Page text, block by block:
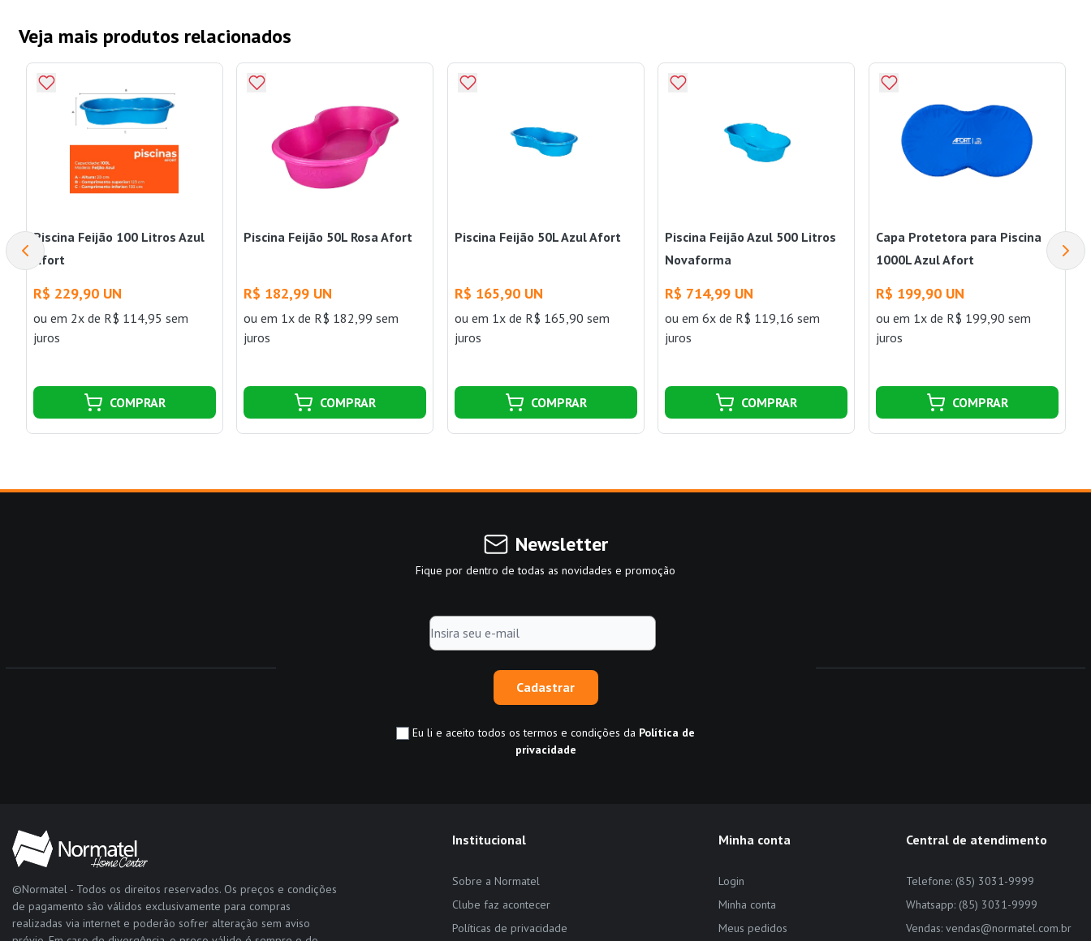
Veja mais produtos relacionados
Piscina Feijão 100 Litros Azul
Afort
R$ 229,90 UN
ou em 2x de R$ 114,95 sem
juros
COMPRAR
Piscina Feijão 50L Rosa Afort
R$ 182,99 UN
ouem 1x de R$ 182,99 sem
juros
COMPRAR
Piscina Feijão 50L Azul Afort
R$ 165,90 UN
ou em 1x de R$ 165,90 sem
juros
COMPRAR
Piscina Feijão Azul 500 Litros
Novaforma
R$ 714,99 UN
ouem 6x de R$ 119,16 sem
juros
COMPRAR
Capa Protetora para Piscina
1000L Azul Afort
R$ 199,90 UN
ou em 1x de R$ 199,90 sem
juros
COMPRAR
Newsletter
Fique por dentro de todas as novidades e promoção
Cadastrar
Eu li e aceito todos os termos e condições da Política de
privacidade
©Normatel - Todos os direitos reservados. Os preços e condições
de pagamento são válidos exclusivamente para compras
realizadas via internet e poderão sofrer alteração sem aviso
Institucional
Sobre a Normatel
Clube faz acontecer
Políticas de privacidade
Minha conta
Login
Minha conta
Meus pedidos
Central de atendimento
Telefone: (85) 3031-9999
Whatsapp: (85) 3031-9999
Vendas: vendas@normatel.com.br